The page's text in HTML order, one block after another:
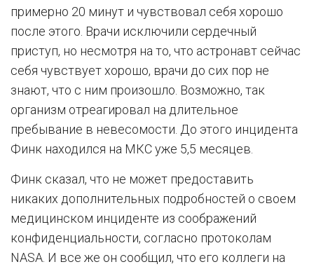
примерно 20 минут и чувствовал себя хорошо
после этого. Врачи исключили сердечный
приступ, но несмотря на то, что астронавт сейчас
себя чувствует хорошо, врачи до сих пор не
знают, что с ним произошло. Возможно, так
организм отреагировал на длительное
пребывание в невесомости. До этого инцидента
Финк находился на МКС уже 5,5 месяцев.
Финк сказал, что не может предоставить
никаких дополнительных подробностей о своем
медицинском инциденте из соображений
конфиденциальности, согласно протоколам
NASA. И все же он сообщил, что его коллеги на